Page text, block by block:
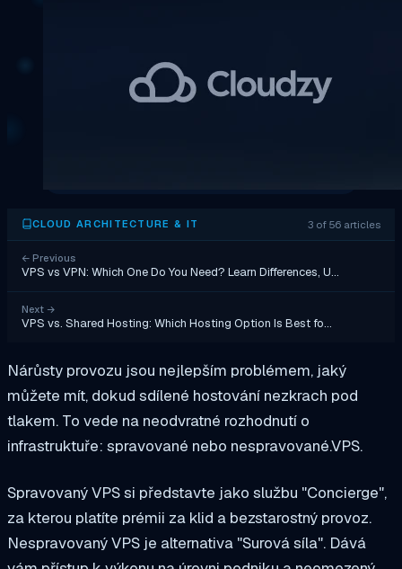
CLOUD ARCHITECTURE & IT 3 of 56 articles
← Previous
VPS vs VPN: Which One Do You Need? Learn Differences, U…
Next →
VPS vs. Shared Hosting: Which Hosting Option Is Best fo…
Nárůsty provozu jsou nejlepším problémem, jaký
můžete mít, dokud sdílené hostování nezkrach pod
tlakem. To vede na neodvratné rozhodnutí o
infrastruktuře: spravované nebo nespravované.VPS.
Spravovaný VPS si představte jako službu "Concierge",
za kterou platíte prémii za klid a bezstarostný provoz.
Nespravovaný VPS je alternativa "Surová síla". Dává